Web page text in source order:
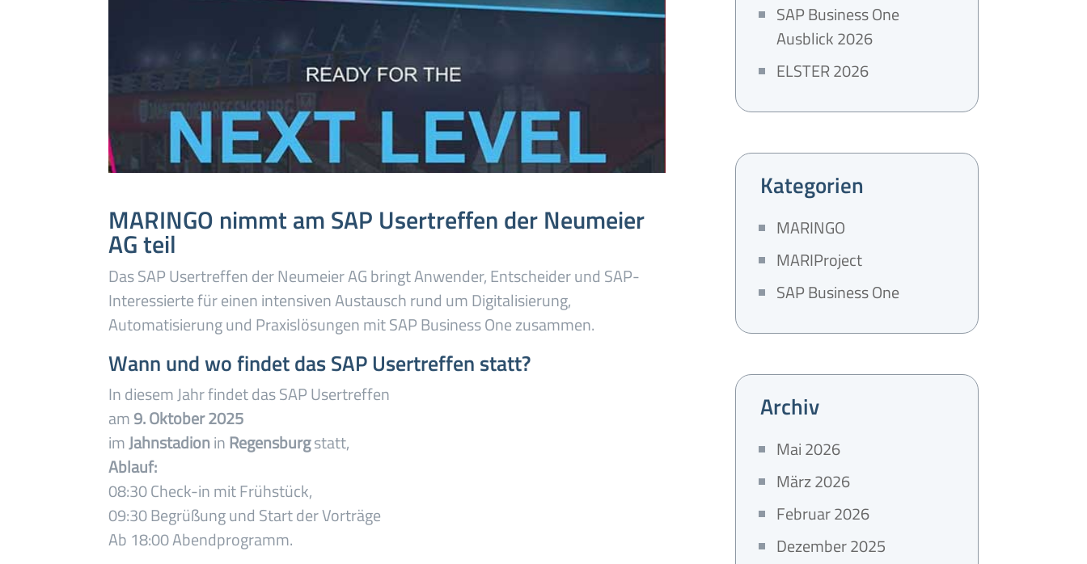
MARINGO nimmt am SAP Usertreffen der Neumeier
AG teil
Das SAP Usertreffen der Neumeier AG bringt Anwender, Entscheider und SAP-
Interessierte für einen intensiven Austausch rund um Digitalisierung,
Automatisierung und Praxislösungen mit SAP Business One zusammen.
Wann und wo findet das SAP Usertreffen statt?
In diesem Jahr findet das SAP Usertreffen
am9. Oktober 2025
imJahnstadioninRegensburgstatt,
Ablauf:
08:30 Check-in mit Frühstück,
09:30 Begrüßung und Start der Vorträge
Ab 18:00 Abendprogramm.
SAP Business One
Ausblick 2026
ELSTER 2026
Kategorien
MARINGO
MARIProject
SAP Business One
Archiv
Mai 2026
März 2026
Februar 2026
Dezember 2025